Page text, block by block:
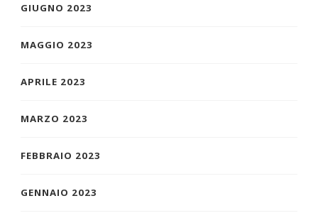
GIUGNO 2023
MAGGIO 2023
APRILE 2023
MARZO 2023
FEBBRAIO 2023
GENNAIO 2023